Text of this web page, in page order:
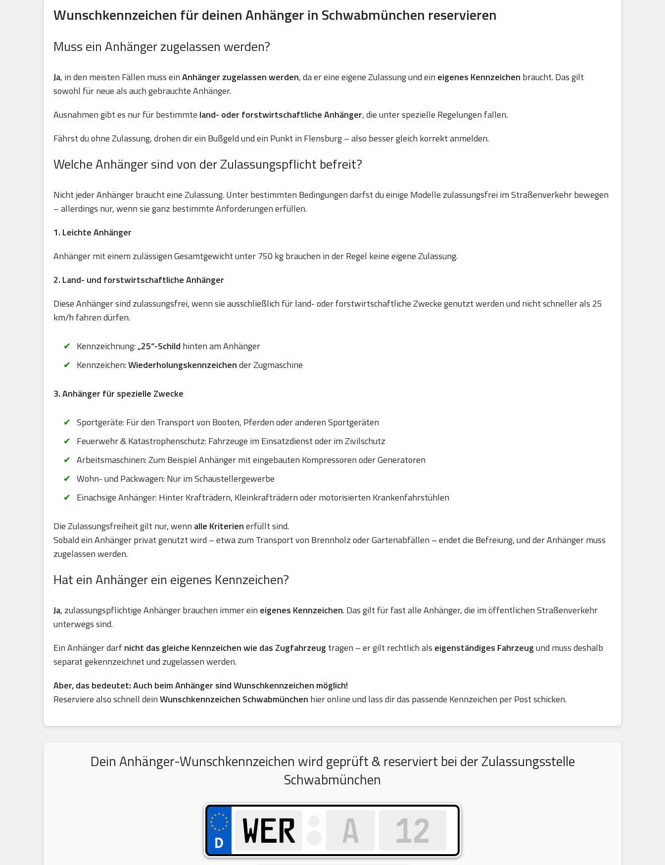
Wunschkennzeichen für deinen Anhänger in Schwabmünchen reservieren
Muss ein Anhänger zugelassen werden?
Ja, in den meisten Fällen muss einAnhänger zugelassen werden, da er eine eigene Zulassung und ein eigenes Kennzeichen braucht. Das gilt
sowohl für neue als auch gebrauchte Anhänger.
Ausnahmen gibt es nur für bestimmte land- oder forstwirtschaftliche Anhänger, die unter spezielle Regelungen fallen.
Fährst du ohne Zulassung, drohen dir ein Bußgeld und ein Punkt in Flensburg – also besser gleich korrekt anmelden.
Welche Anhänger sind von der Zulassungspflicht befreit?
Nicht jeder Anhänger braucht eine Zulassung. Unter bestimmten Bedingungen darfst du einige Modelle zulassungsfrei im Straßenverkehr bewegen
– allerdings nur, wenn sie ganz bestimmte Anforderungen erfüllen.
1. Leichte Anhänger
Anhänger mit einem zulässigen Gesamtgewicht unter 750 kg brauchen in der Regel keine eigene Zulassung.
2. Land- und forstwirtschaftliche Anhänger
Diese Anhänger sind zulassungsfrei, wenn sie ausschließlich für land- oder forstwirtschaftliche Zwecke genutzt werden und nicht schneller als 25
km/h fahren dürfen.
Kennzeichnung:„25“-Schild hinten am Anhänger
Kennzeichen:Wiederholungskennzeichender Zugmaschine
3. Anhänger für spezielle Zwecke
Sportgeräte: Für den Transport von Booten, Pferden oder anderen Sportgeräten
Feuerwehr & Katastrophenschutz: Fahrzeuge im Einsatzdienst oder im Zivilschutz
Arbeitsmaschinen: Zum Beispiel Anhänger mit eingebauten Kompressoren oder Generatoren
Wohn- und Packwagen: Nur im Schaustellergewerbe
Einachsige Anhänger: Hinter Krafträdern, Kleinkrafträdern oder motorisierten Krankenfahrstühlen
Die Zulassungsfreiheit gilt nur, wenn alle Kriterienerfüllt sind.
Sobald ein Anhänger privat genutzt wird – etwa zum Transport von Brennholz oder Gartenabfällen – endet die Befreiung, und der Anhänger muss
zugelassen werden.
Hat ein Anhänger ein eigenes Kennzeichen?
Ja, zulassungspflichtige Anhänger brauchen immer ein eigenes Kennzeichen. Das gilt für fast alle Anhänger, die im öffentlichen Straßenverkehr
unterwegs sind.
Ein Anhänger darfnicht das gleiche Kennzeichen wie das Zugfahrzeug tragen – er gilt rechtlich als eigenständiges Fahrzeugund muss deshalb
separat gekennzeichnet und zugelassen werden.
Aber, das bedeutet: Auch beim Anhänger sind Wunschkennzeichen möglich!
Reserviere also schnell deinWunschkennzeichen Schwabmünchen hier online und lass dir das passende Kennzeichen per Post schicken.
Dein Anhänger-Wunschkennzeichen wird geprüft & reserviert bei der Zulassungsstelle
Schwabmünchen